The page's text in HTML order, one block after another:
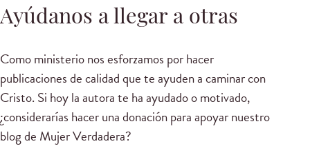
Ayúdanos a llegar a otras
Como ministerio nos esforzamos por hacer
publicaciones de calidad que te ayuden a caminar con
Cristo. Si hoy la autora te ha ayudado o motivado,
¿considerarías hacer una donación para apoyar nuestro
blog de Mujer Verdadera?